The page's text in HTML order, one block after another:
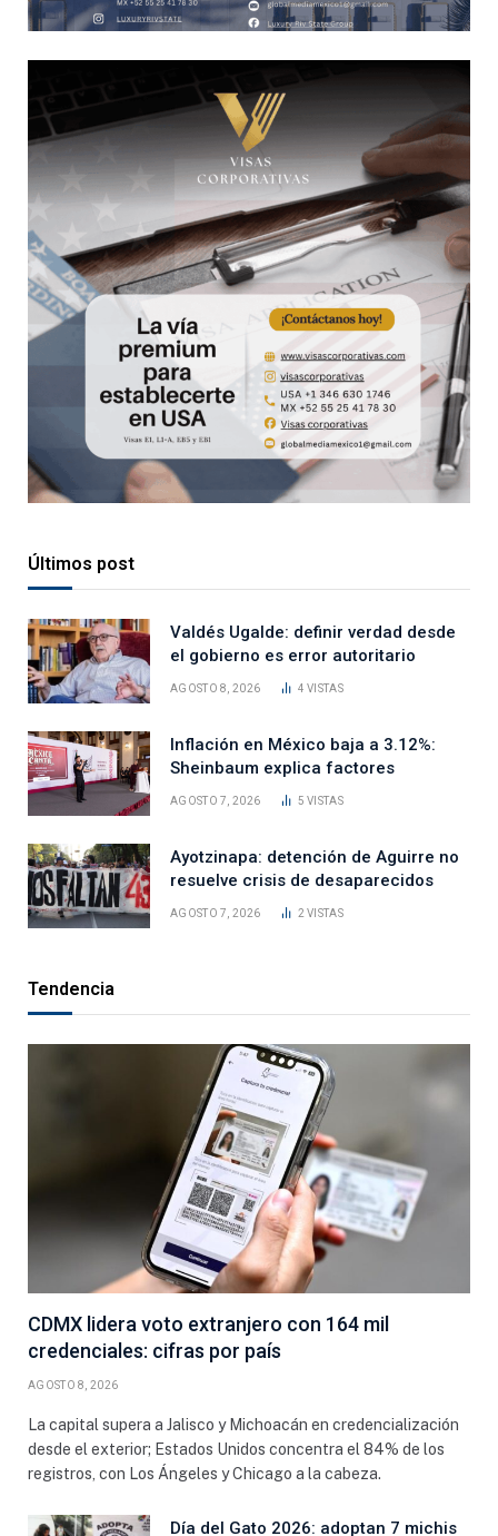
Últimos post
Valdés Ugalde: definir verdad desde
el gobierno es error autoritario
AGOSTO 8, 2026 4VISTAS
Inflación en México baja a 3.12%:
Sheinbaum explica factores
AGOSTO 7, 2026 5VISTAS
Ayotzinapa: detención de Aguirre no
resuelve crisis de desaparecidos
AGOSTO 7, 2026 2VISTAS
Tendencia
CDMX lidera voto extranjero con 164 mil
credenciales: cifras por país
AGOSTO 8, 2026
La capital supera a Jalisco y Michoacán en credencialización
desde el exterior; Estados Unidos concentra el 84% de los
registros, con Los Ángeles y Chicago a la cabeza.
Día del Gato 2026: adoptan 7 michis